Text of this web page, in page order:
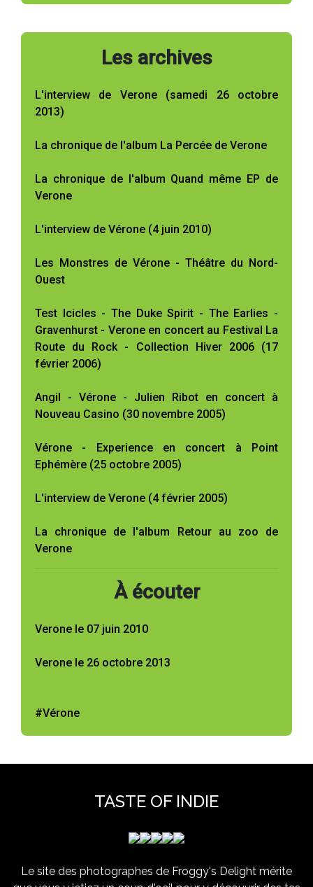
Les archives
L'interview de Verone (samedi 26 octobre
2013)
La chronique de l'album La Percée de Verone
La chronique de l'album Quand même EP de
Verone
L'interview de Vérone (4 juin 2010)
Les Monstres de Vérone - Théâtre du Nord-
Ouest
Test Icicles - The Duke Spirit - The Earlies -
Gravenhurst - Verone en concert au Festival La
Route du Rock - Collection Hiver 2006 (17
février 2006)
Angil - Vérone - Julien Ribot en concert à
Nouveau Casino (30 novembre 2005)
Vérone - Experience en concert à Point
Ephémère (25 octobre 2005)
L'interview de Verone (4 février 2005)
La chronique de l'album Retour au zoo de
Verone
À écouter
Verone le 07 juin 2010
Verone le 26 octobre 2013
#Vérone
TASTE OF INDIE
Le site des photographes de Froggy's Delight mérite